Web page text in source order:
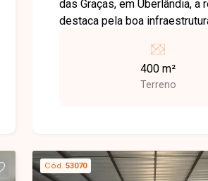
das Graças, em Uberlândia, a
destaca pela boa
serviços essenciais, sendo
opção para quem busca
para quem deseja construir ou
em uma região estratégica.
400 m²
Terreno
Cód. 53070